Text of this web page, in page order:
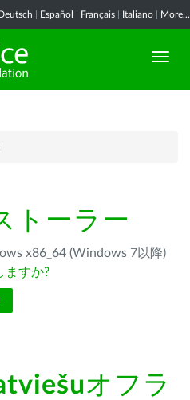
Español Français Italiano More...
トーラー
x86_64 (Windows 7以降)
ますか?
オフラ